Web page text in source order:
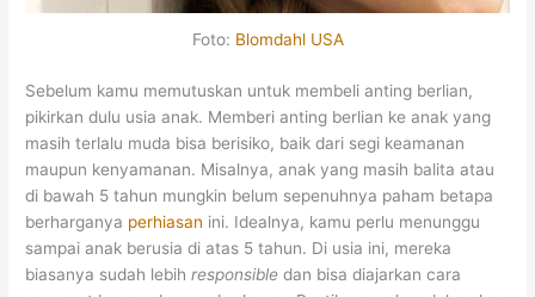
Foto: Blomdahl USA
Sebelum kamu memutuskan untuk membeli anting berlian,
pikirkan dulu usia anak. Memberi anting berlian ke anak yang
masih terlalu muda bisa berisiko, baik dari segi keamanan
maupun kenyamanan. Misalnya, anak yang masih balita atau
di bawah 5 tahun mungkin belum sepenuhnya paham betapa
berharganya perhiasan ini. Idealnya, kamu perlu menunggu
sampai anak berusia di atas 5 tahun. Di usia ini, mereka
biasanya sudah lebihresponsible dan bisa diajarkan cara